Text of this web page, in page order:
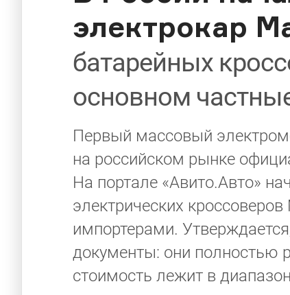
электрокар
батарейных
основном
Первый массовый
на российском рынке
На портале «Авито.Авто»
электрических
импортерами.
документы: они полностью
стоимость лежит в